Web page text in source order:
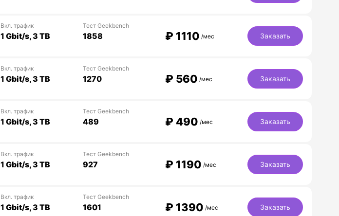
Вкл. трафик
1 Gbit/s, 3 TB
Тест Geekbench
1858 ₽ 1110 /мес Заказать
Вкл. трафик
1 Gbit/s, 3 TB
Тест Geekbench
1270 ₽ 560 /мес Заказать
Вкл. трафик
1 Gbit/s, 3 TB
Тест Geekbench
489 ₽ 490 /мес Заказать
Вкл. трафик
1 Gbit/s, 3 TB
Тест Geekbench
927 ₽ 1190 /мес Заказать
Вкл. трафик
1 Gbit/s, 3 TB
Тест Geekbench
1601 ₽ 1390 /мес Заказать